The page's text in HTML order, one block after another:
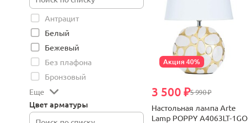
Антрацит
Белый
Бежевый
Без плафона
Бронзовый
Еще
Цвет арматуры
Акция 40%
5 990 ₽
3 500 ₽
Настольная лампа Arte
Lamp POPPY A4063LT-1GO